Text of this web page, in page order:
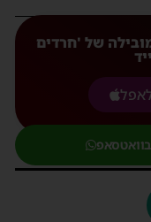
של 'חרדים